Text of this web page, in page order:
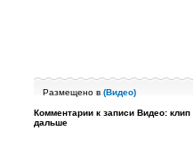
Размещено в (Видео)
Комментарии к записи Видео:
дальше